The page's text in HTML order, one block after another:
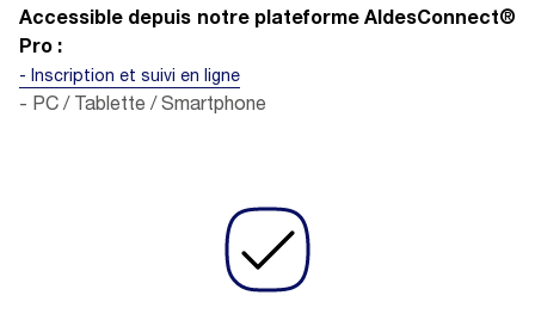
Accessible depuis notre plateforme AldesConnect®
Pro :
- Inscription et suivi en ligne
- PC / Tablette / Smartphone